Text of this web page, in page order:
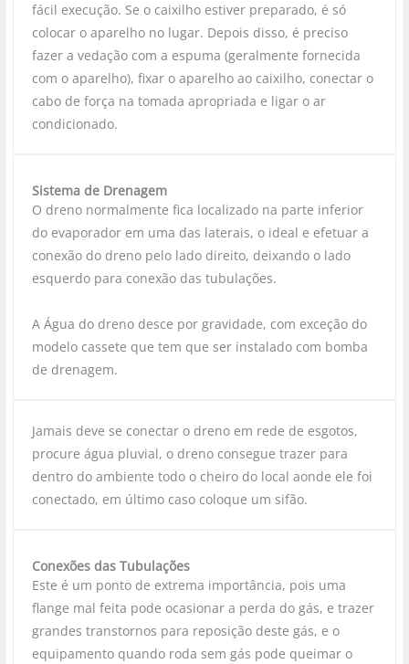
fácil execução. Se o caixilho estiver preparado, é só
colocar o aparelho no lugar. Depois disso, é preciso
fazer a vedação com a espuma (geralmente fornecida
com o aparelho), fixar o aparelho ao caixilho, conectar o
cabo de força na tomada apropriada e ligar o ar
condicionado.
Sistema de Drenagem
O dreno normalmente fica localizado na parte inferior
do evaporador em uma das laterais, o ideal e efetuar a
conexão do dreno pelo lado direito, deixando o lado
esquerdo para conexão das tubulações.
A Água do dreno desce por gravidade, com exceção do
modelo cassete que tem que ser instalado com bomba
de drenagem.
Jamais deve se conectar o dreno em rede de esgotos,
procure água pluvial, o dreno consegue trazer para
dentro do ambiente todo o cheiro do local aonde ele foi
conectado, em último caso coloque um sifão.
Conexões das Tubulações
Este é um ponto de extrema importância, pois uma
flange mal feita pode ocasionar a perda do gás, e trazer
grandes transtornos para reposição deste gás, e o
equipamento quando roda sem gás pode queimar o